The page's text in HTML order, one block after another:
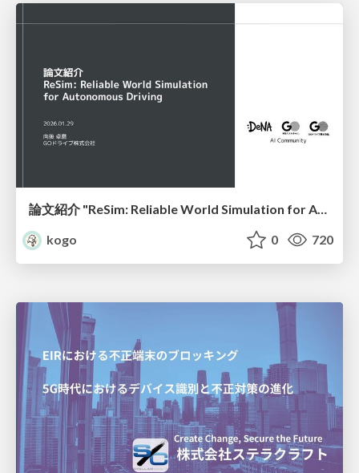
論文紹介 "ReSim: Reliable World Simulation for Autonomous Driving"
kogo
0 720